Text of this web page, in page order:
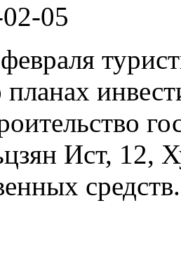
05
планах
Ист, 12,
средств.